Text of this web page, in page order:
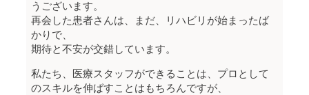
うございます。
再会した患者さんは、まだ、リハビリが始まったば
かりで、
期待と不安が交錯しています。
私たち、医療スタッフができることは、プロとして
のスキルを伸ばすことはもちろんですが、